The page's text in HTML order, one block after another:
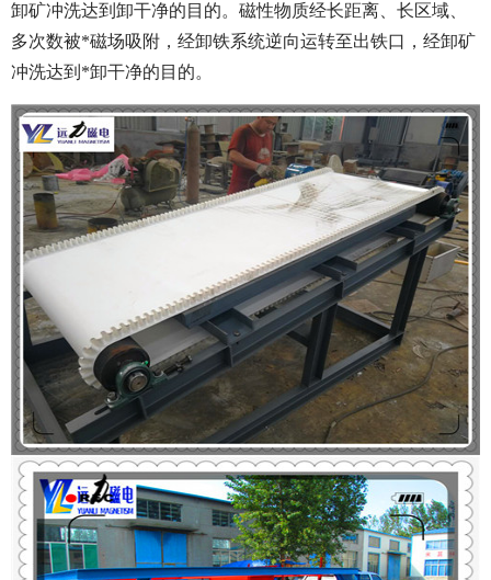
卸矿冲洗达到卸干净的目的。磁性物质经长距离、长区域、
多次数被*磁场吸附，经卸铁系统逆向运转至出铁口，经卸矿
冲洗达到*卸干净的目的。